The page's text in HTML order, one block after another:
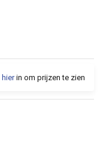
hierin om prijzen te zien